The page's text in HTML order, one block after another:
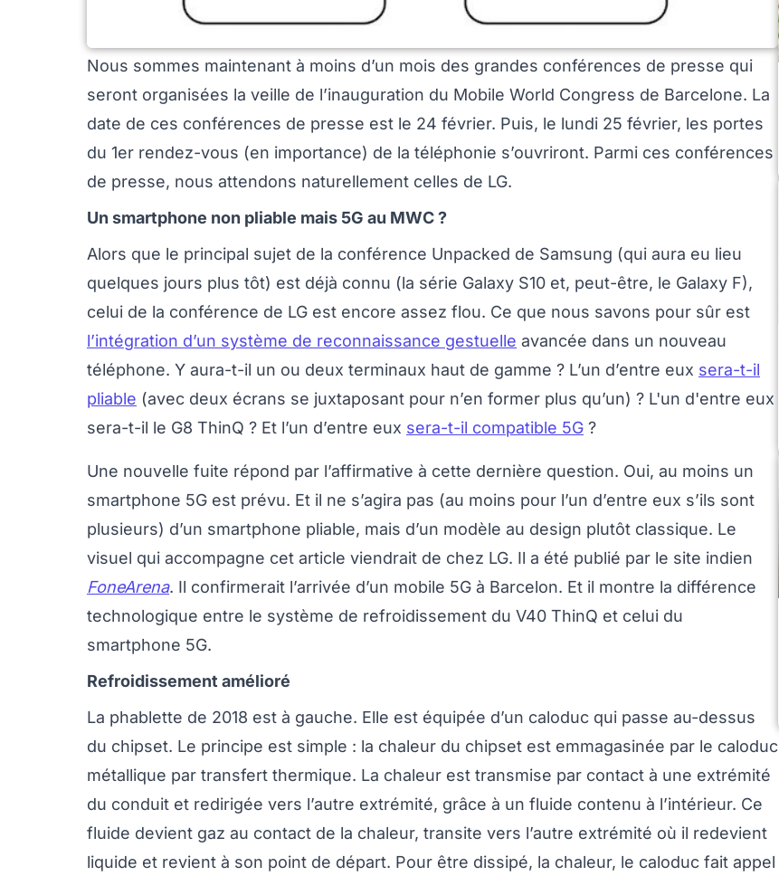
Nous sommes maintenant à moins d’un mois des grandes conférences de presse qui
seront organisées la veille de l’inauguration du Mobile World Congress de Barcelone. La
date de ces conférences de presse est le 24 février. Puis, le lundi 25 février, les portes
du 1er rendez-vous (en importance) de la téléphonie s’ouvriront. Parmi ces conférences
de presse, nous attendons naturellement celles de LG.
Un smartphone non pliable mais 5G au MWC ?
Alors que le principal sujet de la conférence Unpacked de Samsung (qui aura eu lieu
quelques jours plus tôt) est déjà connu (la série Galaxy S10 et, peut-être, le Galaxy F),
celui de la conférence de LG est encore assez flou. Ce que nous savons pour sûr est
l’intégration d’un système de reconnaissance gestuelle avancée dans un nouveau
téléphone. Y aura-t-il un ou deux terminaux haut de gamme ? L’un d’entre eux sera-t-il
pliable (avec deux écrans se juxtaposant pour n’en former plus qu’un) ? L'un d'entre eux
sera-t-il le G8 ThinQ ? Et l’un d’entre eux sera-t-il compatible 5G ?
Une nouvelle fuite répond par l’affirmative à cette dernière question. Oui, au moins un
smartphone 5G est prévu. Et il ne s’agira pas (au moins pour l’un d’entre eux s’ils sont
plusieurs) d’un smartphone pliable, mais d’un modèle au design plutôt classique. Le
visuel qui accompagne cet article viendrait de chez LG. Il a été publié par le site indien
FoneArena. Il confirmerait l’arrivée d’un mobile 5G à Barcelon. Et il montre la différence
technologique entre le système de refroidissement du V40 ThinQ et celui du
smartphone 5G.
Refroidissement amélioré
La phablette de 2018 est à gauche. Elle est équipée d’un caloduc qui passe au-dessus
du chipset. Le principe est simple : la chaleur du chipset est emmagasinée par le caloduc
métallique par transfert thermique. La chaleur est transmise par contact à une extrémité
du conduit et redirigée vers l’autre extrémité, grâce à un fluide contenu à l’intérieur. Ce
fluide devient gaz au contact de la chaleur, transite vers l’autre extrémité où il redevient
liquide et revient à son point de départ. Pour être dissipé, la chaleur, le caloduc fait appel